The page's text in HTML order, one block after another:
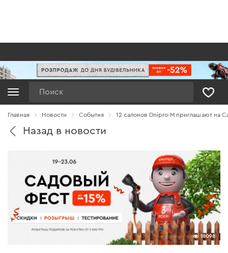
Главная Новости Cобытия 12 салонов Dnipro-M приглашают на
Назад в новости
18098